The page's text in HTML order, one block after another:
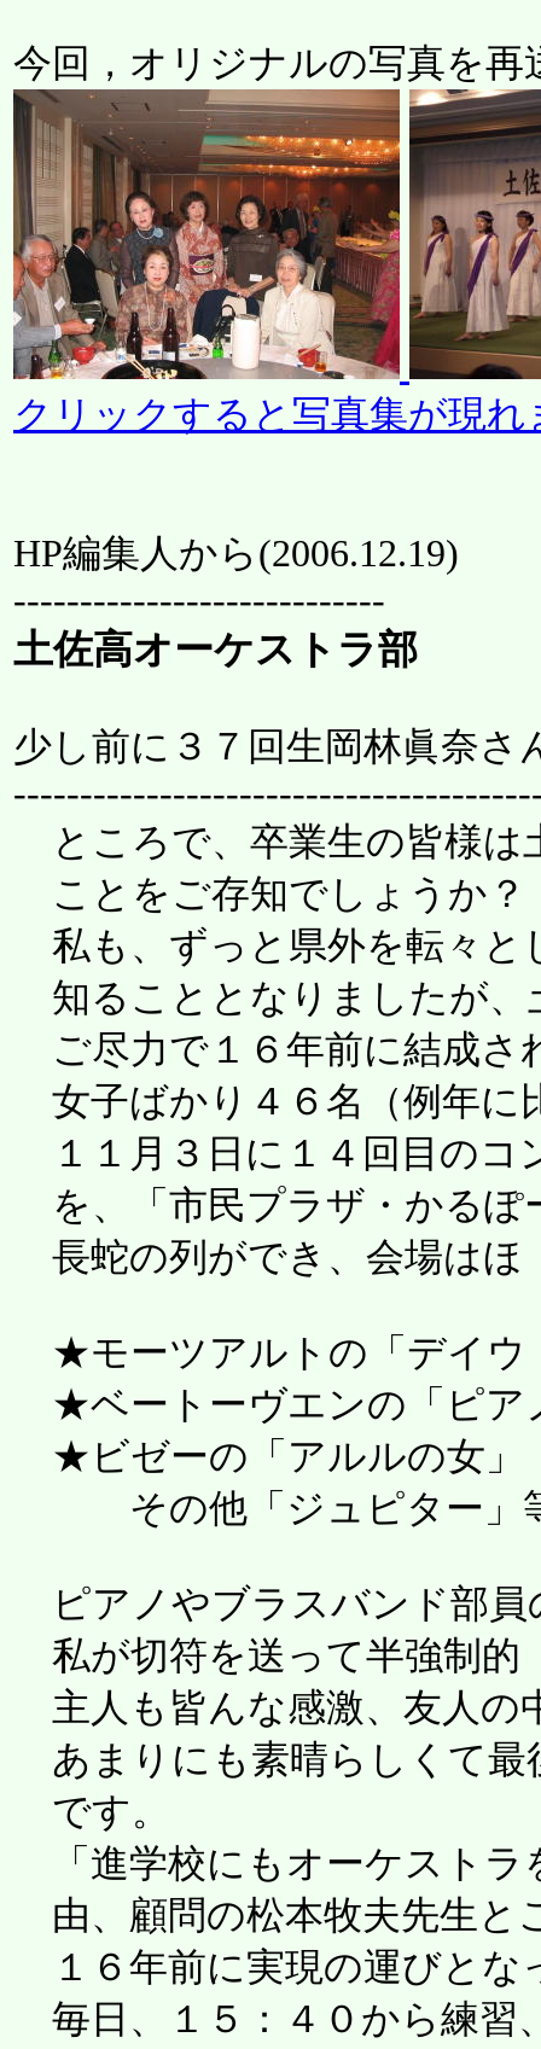
今回，オリジナルの写真を
クリックすると写真集が現れ
HP編集人から(2006.12.19)
----------------------------
土佐高オーケストラ部
少し前に３７回生岡林眞奈さ
ところで、卒業生の皆様は
ことをご存知でしょうか？
私も、ずっと県外を転々と
知ることとなりましたが、
ご尽力で１６年前に結成さ
女子ばかり４６名（例年に
１１月３日に１４回目の
を、「市民プラザ・かるぽ
長蛇の列ができ、会場はほ
★モーツアルトの「デイ
★ベートーヴエンの「ピ
★ビゼーの「アルルの女」
その他「ジュピター」
ピアノやブラスバンド部員
私が切符を送って半強制的
主人も皆んな感激、友人の
あまりにも素晴らしくて最
です。
「進学校にもオーケストラ
由、顧問の松本牧夫先生と
１６年前に実現の運びとな
毎日、１５：４０から練習